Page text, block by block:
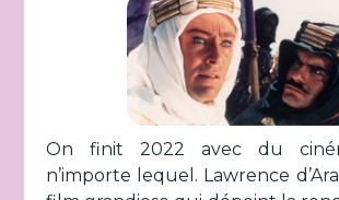
On finit 2022 avec du
n’importe lequel. Lawrence